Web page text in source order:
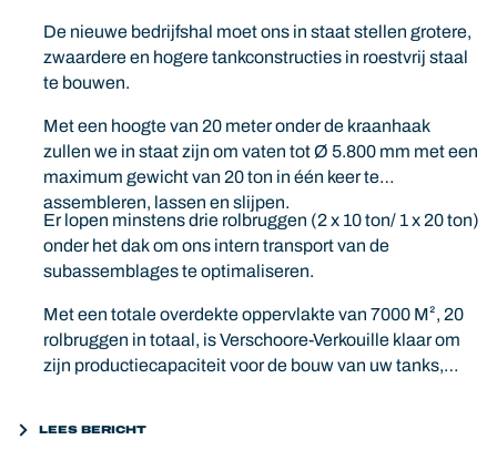
De nieuwe bedrijfshal moet ons in staat stellen grotere,
zwaardere en hogere tankconstructies in roestvrij staal
te bouwen.
Met een hoogte van 20 meter onder de kraanhaak
zullen we in staat zijn om vaten tot Ø 5.800 mm met een
maximum gewicht van 20 ton in één keer te
assembleren, lassen en slijpen.
Er lopen minstens drie rolbruggen (2 x 10 ton/ 1 x 20 ton)
onder het dak om ons intern transport van de
subassemblages te optimaliseren.
Met een totale overdekte oppervlakte van 7000 M², 20
rolbruggen in totaal, is Verschoore-Verkouille klaar om
zijn productiecapaciteit voor de bouw van uw tanks,
LEES BERICHT